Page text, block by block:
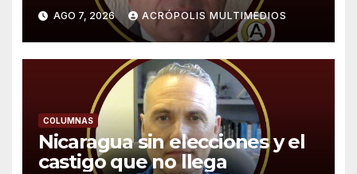
AGO 7, 2026 ACRÓPOLIS MULTIMEDIOS
COLUMNAS
Nicaragua sin elecciones y el
castigo que no llega